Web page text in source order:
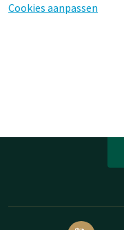
Cookies aanpassen